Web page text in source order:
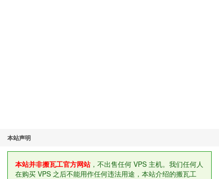
本站声明
本站并非搬瓦工官方网站，不出售任何 VPS 主机。我们任何人
在购买 VPS 之后不能用作任何违法用途，本站介绍的搬瓦工